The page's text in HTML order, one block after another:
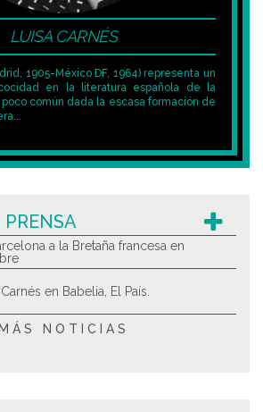
LUISA CARNÉS
1905-México DF, 1964) representa un
en la literatura española de la
común dada la escasa formación de
PRENSA
a la Bretaña francesa en
en Babelia, El País.
MÁS NOTICIAS